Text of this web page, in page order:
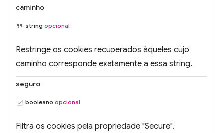
caminho
string opcional
Restringe os cookies recuperados àqueles cujo
caminho corresponde exatamente a essa string.
seguro
booleano opcional
Filtra os cookies pela propriedade "Secure".